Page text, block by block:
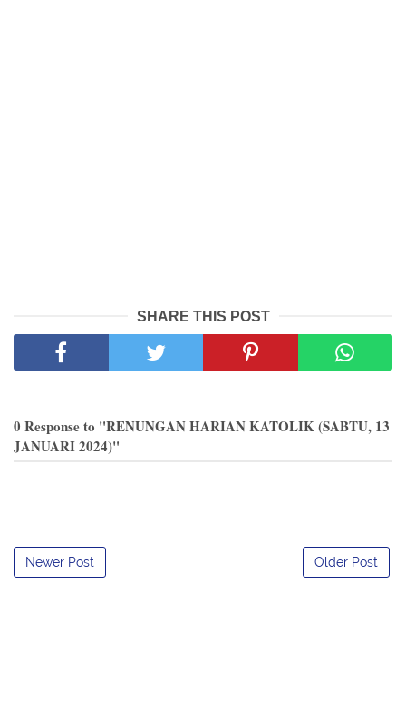
SHARE THIS POST
0 Response to "RENUNGAN HARIAN KATOLIK (SABTU, 13
JANUARI 2024)"
Newer Post Older Post